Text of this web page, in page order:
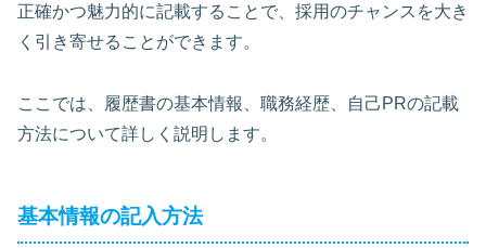
正確かつ魅力的に記載することで、採用のチャンスを大き
く引き寄せることができます。
ここでは、履歴書の基本情報、職務経歴、自己PRの記載
方法について詳しく説明します。
基本情報の記入方法